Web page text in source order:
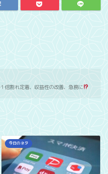
倍割れ定着、収益性の改善、急務に
今日のネタ